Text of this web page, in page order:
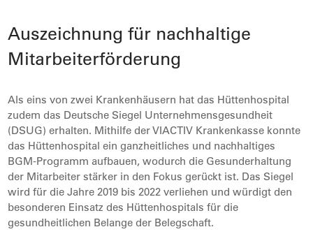
Auszeichnung für nachhaltige
Mitarbeiterförderung
Als eins von zwei Krankenhäusern hat das Hüttenhospital
zudem das Deutsche Siegel Unternehmensgesundheit
(DSUG) erhalten. Mithilfe der VIACTIV Krankenkasse konnte
das Hüttenhospital ein ganzheitliches und nachhaltiges
BGM-Programm aufbauen, wodurch die Gesunderhaltung
der Mitarbeiter stärker in den Fokus gerückt ist. Das Siegel
wird für die Jahre 2019 bis 2022 verliehen und würdigt den
besonderen Einsatz des Hüttenhospitals für die
gesundheitlichen Belange der Belegschaft.